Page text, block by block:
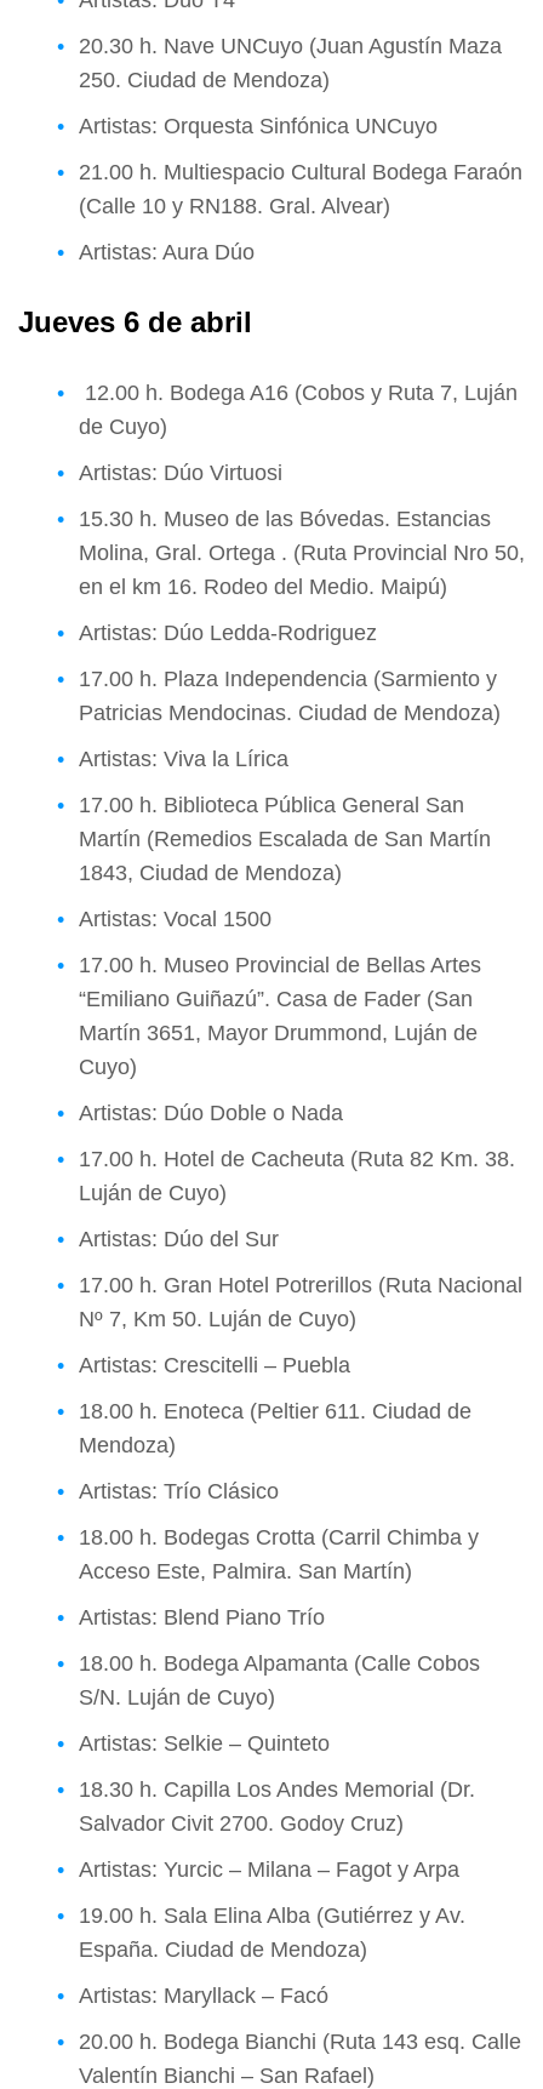
20.30 h. Nave UNCuyo (Juan Agustín Maza
250. Ciudad de Mendoza)
Artistas: Orquesta Sinfónica UNCuyo
21.00 h. Multiespacio Cultural Bodega Faraón
(Calle 10 y RN188. Gral. Alvear)
Artistas: Aura Dúo
Jueves 6 de abril
12.00 h. Bodega A16 (Cobos y Ruta 7, Luján
de Cuyo)
Artistas: Dúo Virtuosi
15.30 h. Museo de las Bóvedas. Estancias
Molina, Gral. Ortega . (Ruta Provincial Nro 50,
en el km 16. Rodeo del Medio. Maipú)
Artistas: Dúo Ledda-Rodriguez
17.00 h. Plaza Independencia (Sarmiento y
Patricias Mendocinas. Ciudad de Mendoza)
Artistas: Viva la Lírica
17.00 h. Biblioteca Pública General San
Martín (Remedios Escalada de San Martín
1843, Ciudad de Mendoza)
Artistas: Vocal 1500
17.00 h. Museo Provincial de Bellas Artes
“Emiliano Guiñazú”. Casa de Fader (San
Martín 3651, Mayor Drummond, Luján de
Cuyo)
Artistas: Dúo Doble o Nada
17.00 h. Hotel de Cacheuta (Ruta 82 Km. 38.
Luján de Cuyo)
Artistas: Dúo del Sur
17.00 h. Gran Hotel Potrerillos (Ruta Nacional
Nº 7, Km 50. Luján de Cuyo)
Artistas: Crescitelli – Puebla
18.00 h. Enoteca (Peltier 611. Ciudad de
Mendoza)
Artistas: Trío Clásico
18.00 h. Bodegas Crotta (Carril Chimba y
Acceso Este, Palmira. San Martín)
Artistas: Blend Piano Trío
18.00 h. Bodega Alpamanta (Calle Cobos
S/N. Luján de Cuyo)
Artistas: Selkie – Quinteto
18.30 h. Capilla Los Andes Memorial (Dr.
Salvador Civit 2700. Godoy Cruz)
Artistas: Yurcic – Milana – Fagot y Arpa
19.00 h. Sala Elina Alba (Gutiérrez y Av.
España. Ciudad de Mendoza)
Artistas: Maryllack – Facó
20.00 h. Bodega Bianchi (Ruta 143 esq. Calle
Valentín Bianchi – San Rafael)